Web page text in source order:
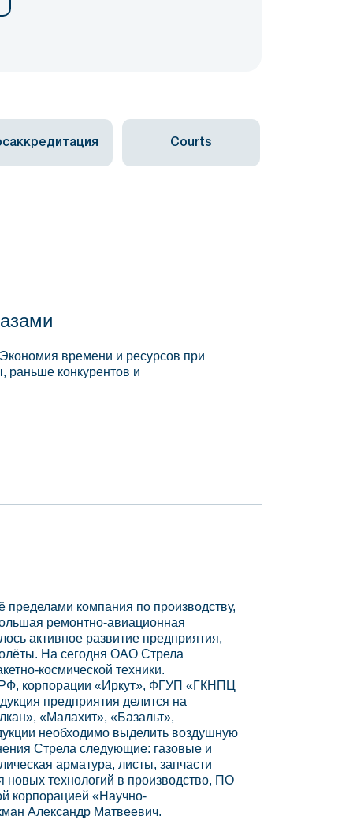
Courts
времени и ресурсов при
раньше конкурентов и
компания по производству,
ремонтно-авиационная
активное развитие предприятия,
На сегодня ОАО Стрела
космической техники.
корпорации «Иркут», ФГУП «ГКНПЦ
предприятия делится на
«Малахит», «Базальт»,
необходимо выделить воздушную
Стрела следующие: газовые и
арматура, листы, запчасти
новых технологий в производство, ПО
корпорацией «Научно-
Александр Матвеевич.